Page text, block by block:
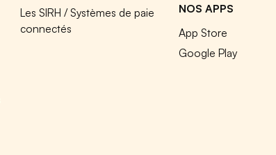
Les SIRH / Systèmes de paie
connectés
NOS APPS
App Store
Google Play